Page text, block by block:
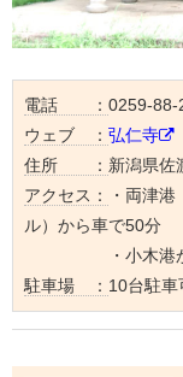
電話 ： 0259-88-
ウェブ ： 弘仁寺
住所 ： 新潟県佐
アクセス：
・両津
ル）から車で50分
・小木港か
駐車場 ： 10台駐車